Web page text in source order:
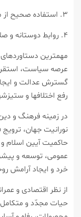
۳. استفاده صحيح از موهبت‏هاى الهى؛
۴. روابط دوستانه و صلح‏ آميز با ديگران.
مهم‏ترين
عرصه سياست،
گسترش عدالت و
رفع اختلاف‏ها و
در زمينه فرهنگ و
نورانيت جهان،
حاكميت آيين اسلام
عمومى، توسعه و
خرد و ايجاد آرامش
از نظر اقتصادى و
حيات مجدّد و متكامل